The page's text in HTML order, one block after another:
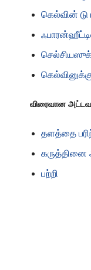
கெல்வின்
விரைவான
தளத்தை
கருத்தினை
பற்றி